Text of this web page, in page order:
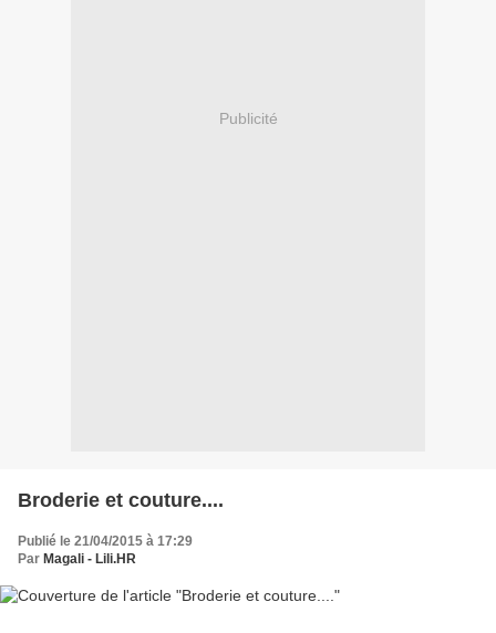
Publicité
Broderie et couture....
Publié le 21/04/2015 à 17:29
Par Magali - Lili.HR